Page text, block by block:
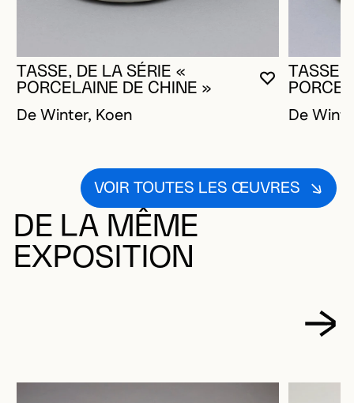
VOUS
FERMER
OUVRIR LA
TASSE, DE LA SÉRIE «
PORCELAINE DE CHINE »
De Winter, Koen
TASSE,
De
VOIR TOUTES LES ŒUVRES
DE LA MÊME
EXPOSITION